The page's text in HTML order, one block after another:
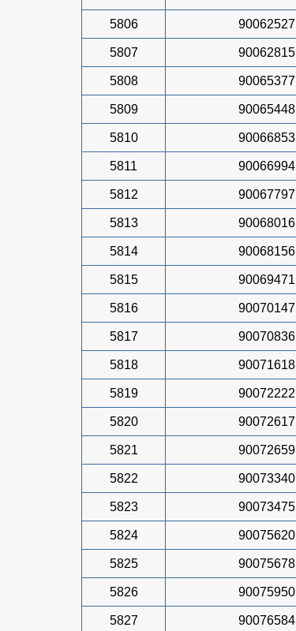
5806 90062527
5807 90062815
5808 90065377
5809 90065448
5810 90066853
5811 90066994
5812 90067797
5813 90068016
5814 90068156
5815 90069471
5816 90070147
5817 90070836
5818 90071618
5819 90072222
5820 90072617
5821 90072659
5822 90073340
5823 90073475
5824 90075620
5825 90075678
5826 90075950
5827 90076584